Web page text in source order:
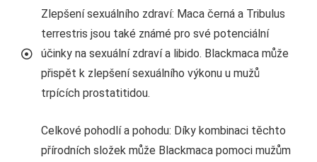
Zlepšení sexuálního zdraví: Maca černá a Tribulus
terrestris jsou také známé pro své potenciální
účinky na sexuální zdraví a libido. Blackmaca může
přispět k zlepšení sexuálního výkonu u mužů
trpících prostatitidou.
Celkové pohodlí a pohodu: Díky kombinaci těchto
přírodních složek může Blackmaca pomoci mužům